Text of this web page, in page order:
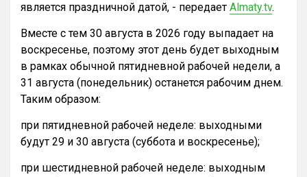
является праздничной датой, - передает Almaty.tv.
Вместе с тем 30 августа в 2026 году выпадает на
воскресенье, поэтому этот день будет выходным
в рамках обычной пятидневной рабочей недели, а
31 августа (понедельник) останется рабочим днем.
Таким образом:
при пятидневной рабочей неделе: выходными
будут 29 и 30 августа (суббота и воскресенье);
при шестидневной рабочей неделе: выходным